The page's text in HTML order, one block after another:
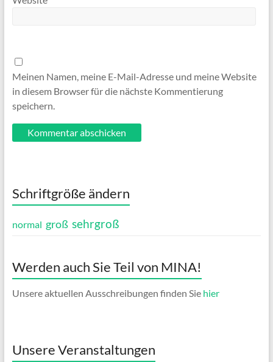
Meinen Namen, meine E-Mail-Adresse und meine Website
in diesem Browser für die nächste Kommentierung
speichern.
Schriftgröße ändern
normal groß sehrgroß
Werden auch Sie Teil von MINA!
Unsere aktuellen Ausschreibungen finden Sie hier
Unsere Veranstaltungen